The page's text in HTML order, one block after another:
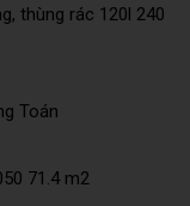
thùng rác 120l 240
Toán
71.4 m2